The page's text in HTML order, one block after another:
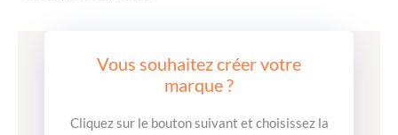
Vous souhaitez créer votre
marque ?
Cliquez sur le bouton suivant et choisissez la